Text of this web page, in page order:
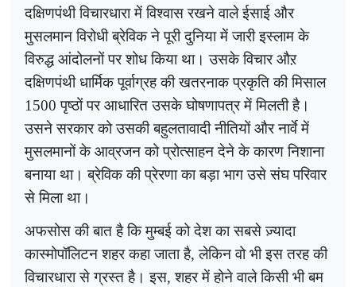
दक्षिणपंथी विचारधारा में विश्वास रखने वाले ईसाई और
मुसलमान विरोधी ब्रेविक ने पूरी दुनिया में जारी इस्लाम के
विरुद्ध आंदोलनों पर शोध किया था। उसके विचार औऱ
दक्षिणपंथी धार्मिक पूर्वाग्रह की खतरनाक प्रकृति की मिसाल
1500 पृष्ठों पर आधारित उसके घोषणापत्र में मिलती है।
उसने सरकार को उसकी बहुलतावादी नीतियों और नार्वे में
मुसलमानों के आव्रजन को प्रोत्साहन देने के कारण निशाना
बनाया था। ब्रेविक की प्रेरणा का बड़ा भाग उसे संघ परिवार
से मिला था।
अफसोस की बात है कि मुम्बई को देश का सबसे ज़्यादा
कास्मोपॉलिटन शहर कहा जाता है, लेकिन वो भी इस तरह की
विचारधारा से ग्रस्त है। इस, शहर में होने वाले किसी भी बम